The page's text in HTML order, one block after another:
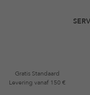
Gratis Standaard
Levering vanaf 150 €